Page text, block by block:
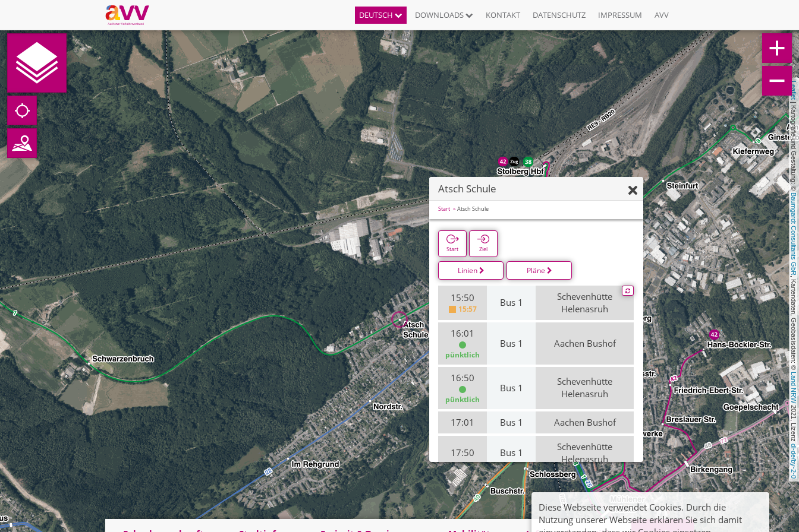
DEUTSCH DOWNLOADS KONTAKT DATENSCHUTZ IMPRESSUM AVV
Leaflet
| Kartografie und Gestaltung: ©
Baumgardt Consultants GbR
, Kartendaten, Geobasisdaten: ©
Land NRW
2021, Lizenz
dl-de/by-2-0
Atsch Schule
Start Atsch Schule
Start Ziel
Linien Pläne
15:50
15:57
Bus 1
Schevenhütte
Helenasruh
16:01
pünktlich
Bus 1 Aachen Bushof
16:50
pünktlich
Bus 1
Schevenhütte
Helenasruh
17:01 Bus 1 Aachen Bushof
17:50 Bus 1
Schevenhütte
Helenasruh
18:01
pünktlich
Bus 1 Aachen Bushof
18:50
Diese Webseite verwendet Cookies. Durch die
Nutzung unserer Webseite erklären Sie sich damit